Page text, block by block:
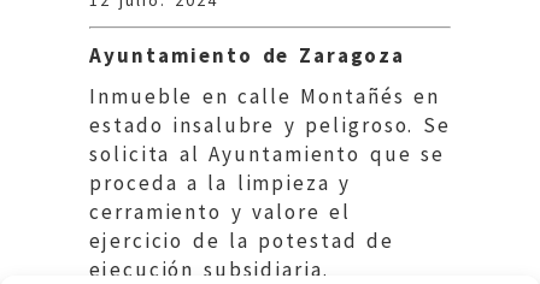
Ayuntamiento de Zaragoza
Inmueble en calle Montañés en
estado insalubre y peligroso. Se
solicita al Ayuntamiento que se
proceda a la limpieza y
cerramiento y valore el
ejercicio de la potestad de
ejecución subsidiaria.